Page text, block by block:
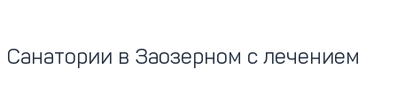
Санатории в Заозерном с лечением